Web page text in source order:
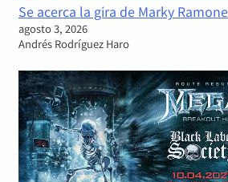
Se acerca la gira de Marky
agosto 3, 2026
Andrés Rodríguez Haro